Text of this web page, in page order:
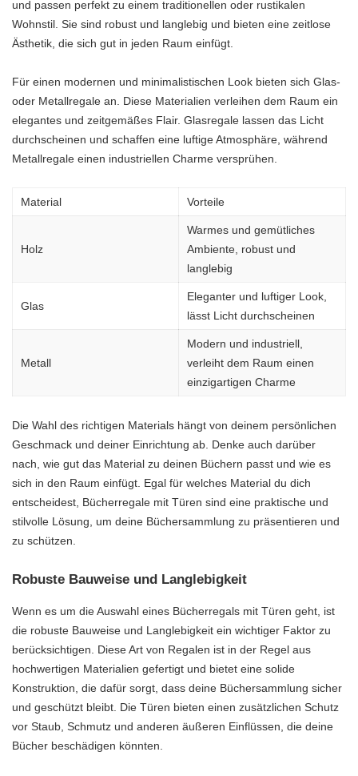
und passen perfekt zu einem traditionellen oder rustikalen
Wohnstil. Sie sind robust und langlebig und bieten eine zeitlose
Ästhetik, die sich gut in jeden Raum einfügt.
Für einen modernen und minimalistischen Look bieten sich Glas-
oder Metallregale an. Diese Materialien verleihen dem Raum ein
elegantes und zeitgemäßes Flair. Glasregale lassen das Licht
durchscheinen und schaffen eine luftige Atmosphäre, während
Metallregale einen industriellen Charme versprühen.
Material Vorteile
Holz
Warmes und gemütliches
Ambiente, robust und
langlebig
Glas
Eleganter und luftiger Look,
lässt Licht durchscheinen
Metall
Modern und industriell,
verleiht dem Raum einen
einzigartigen Charme
Die Wahl des richtigen Materials hängt von deinem persönlichen
Geschmack und deiner Einrichtung ab. Denke auch darüber
nach, wie gut das Material zu deinen Büchern passt und wie es
sich in den Raum einfügt. Egal für welches Material du dich
entscheidest, Bücherregale mit Türen sind eine praktische und
stilvolle Lösung, um deine Büchersammlung zu präsentieren und
zu schützen.
Robuste Bauweise und Langlebigkeit
Wenn es um die Auswahl eines Bücherregals mit Türen geht, ist
die robuste Bauweise und Langlebigkeit ein wichtiger Faktor zu
berücksichtigen. Diese Art von Regalen ist in der Regel aus
hochwertigen Materialien gefertigt und bietet eine solide
Konstruktion, die dafür sorgt, dass deine Büchersammlung sicher
und geschützt bleibt. Die Türen bieten einen zusätzlichen Schutz
vor Staub, Schmutz und anderen äußeren Einflüssen, die deine
Bücher beschädigen könnten.